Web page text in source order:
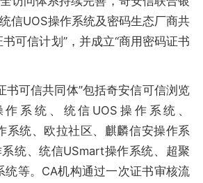
信UOS操作系统及密码生态厂商共
可信计划”，并成立“商用密码证书
可信共同体”包括奇安信可信浏览
系统、统信UOS操作系统、
系统、欧拉社区、麒麟信安操作系
统、统信USmart操作系统、超聚
统等。CA机构通过一次证书审核流